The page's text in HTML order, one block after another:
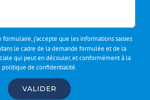
formulaire, j’accepte que les informations saisies
le cadre de la demande formulée et de la
qui peut en découler, et conformément à la
politique de confidentialité.